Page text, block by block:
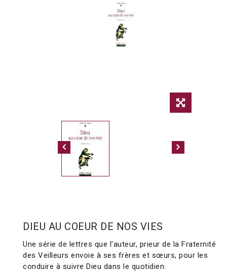
DIEU AU COEUR DE NOS VIES
Une série de lettres que l'auteur, prieur de la Fraternité
des Veilleurs envoie à ses frères et sœurs, pour les
conduire à suivre Dieu dans le quotidien.